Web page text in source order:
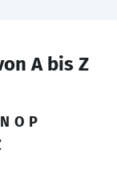
A bis Z
N O P